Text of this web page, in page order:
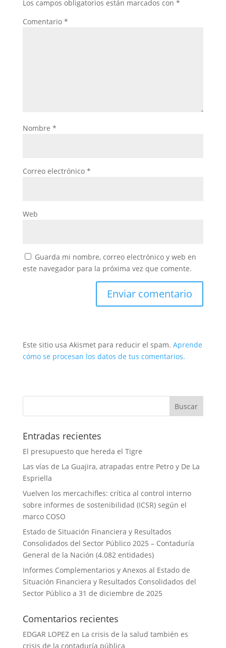
Los campos obligatorios están marcados con *
Comentario *
Nombre *
Correo electrónico *
Web
Guarda mi nombre, correo electrónico y web en
este navegador para la próxima vez que comente.
Este sitio usa Akismet para reducir el spam. Aprende
cómo se procesan los datos de tus comentarios.
Entradas recientes
El presupuesto que hereda el Tigre
Las vías de La Guajira, atrapadas entre Petro y De La
Espriella
Vuelven los mercachifles: crítica al control interno
sobre informes de sostenibilidad (ICSR) según el
marco COSO
Estado de Situación Financiera y Resultados
Consolidados del Sector Público 2025 – Contaduría
General de la Nación (4.082 entidades)
Informes Complementarios y Anexos al Estado de
Situación Financiera y Resultados Consolidados del
Sector Público a 31 de diciembre de 2025
Comentarios recientes
EDGAR LOPEZen La crisis de la salud también es
crisis de la contaduría pública